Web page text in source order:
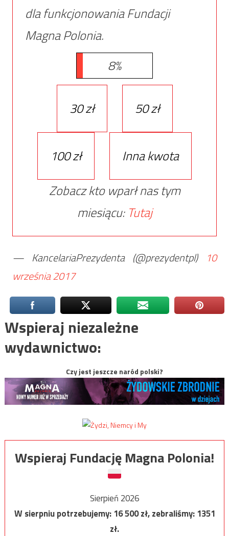
dla funkcjonowania Fundacji
Magna Polonia.
8%
30 zł 50 zł
100 zł
Inna kwota
Zobacz kto wparł nas tym
miesiącu: Tutaj
— KancelariaPrezydenta (@prezydentpl)
10
września 2017
Wspieraj niezależne
wydawnictwo:
Czy jest jeszcze naród polski?
Wspieraj Fundację Magna Polonia!
Sierpień 2026
W sierpniu potrzebujemy:16 500zł, zebraliśmy:1351
zł.